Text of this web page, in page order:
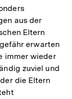
aus der
Eltern
erwarten
immer wieder
zuviel und
die Eltern